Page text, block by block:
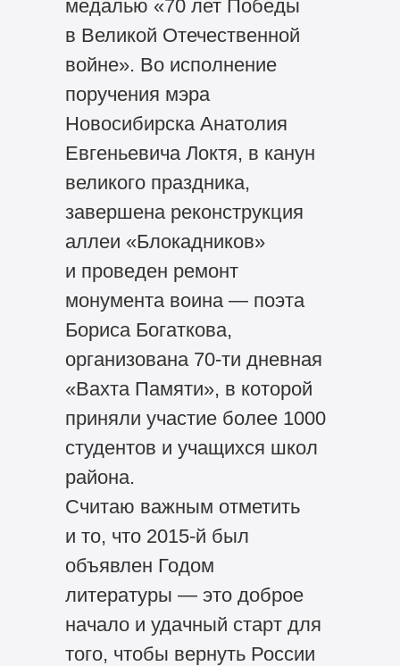
медалью «70 лет Победы
в Великой Отечественной
войне». Во исполнение
поручения мэра
Новосибирска Анатолия
Евгеньевича Локтя, в канун
великого праздника,
завершена реконструкция
аллеи «Блокадников»
и проведен ремонт
монумента воина — поэта
Бориса Богаткова,
организована 70-ти дневная
«Вахта Памяти», в которой
приняли участие более 1000
студентов и учащихся школ
района.
Считаю важным отметить
и то, что 2015-й был
объявлен Годом
литературы — это доброе
начало и удачный старт для
того, чтобы вернуть России